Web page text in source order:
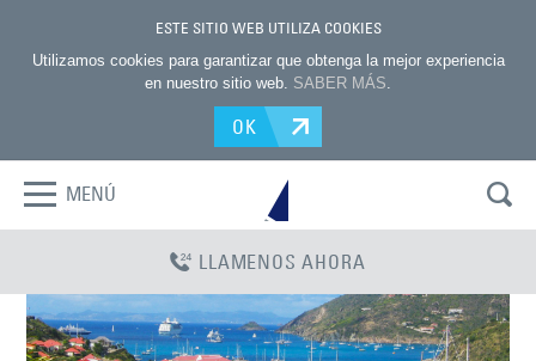
ESTE SITIO WEB UTILIZA COOKIES
Utilizamos cookies para garantizar que obtenga la mejor experiencia
en nuestro sitio web. SABER MÁS.
OK
MENÚ
LLAMENOS AHORA